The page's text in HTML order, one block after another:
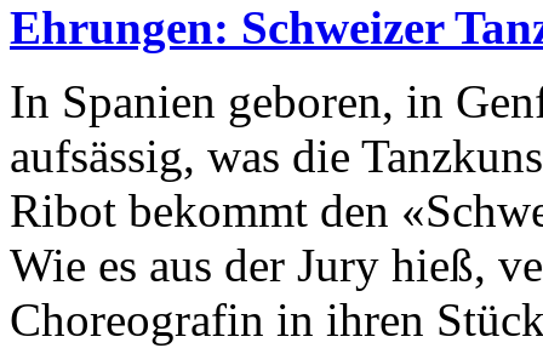
Ehrungen: Schweizer
In Spanien geboren, in
aufsässig, was die
Ribot bekommt den
Wie es aus der Jury hieß,
Choreografin in ihren